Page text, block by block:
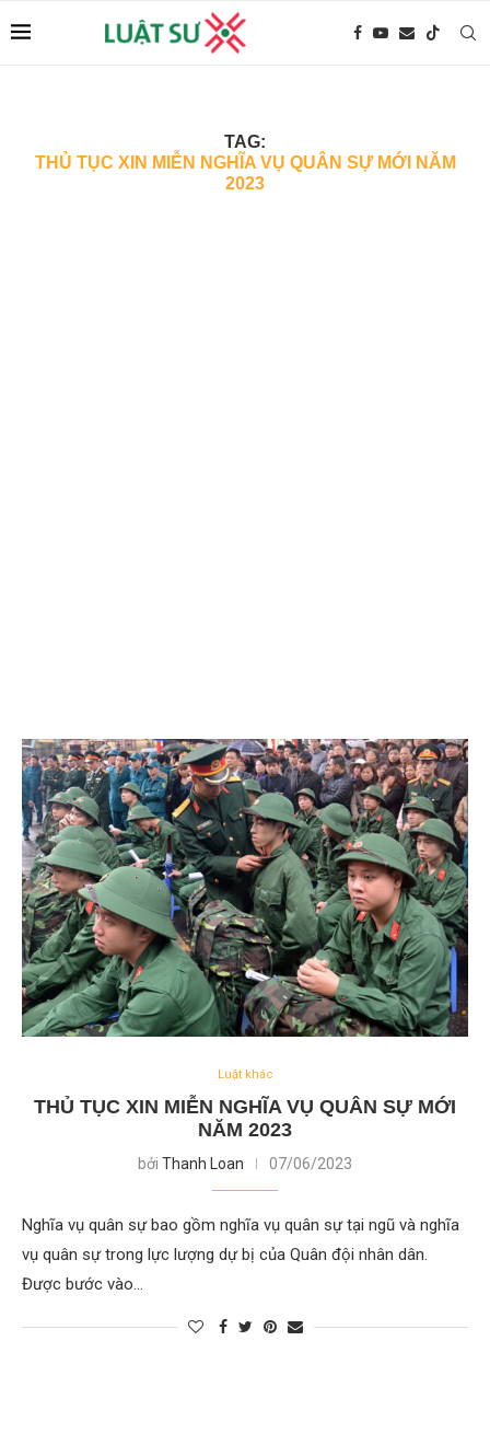
TAG:
THỦ TỤC XIN MIỄN NGHĨA VỤ QUÂN SỰ MỚI NĂM
2023
Luật khác
THỦ TỤC XIN MIỄN NGHĨA VỤ QUÂN SỰ MỚI
NĂM 2023
bởi Thanh Loan 07/06/2023
Nghĩa vụ quân sự bao gồm nghĩa vụ quân sự tại ngũ và nghĩa
vụ quân sự trong lực lượng dự bị của Quân đội nhân dân.
Được bước vào…